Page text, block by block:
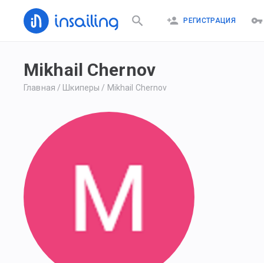
РЕГИСТРАЦИЯ
Mikhail Chernov
Главная / Шкиперы / Mikhail Chernov